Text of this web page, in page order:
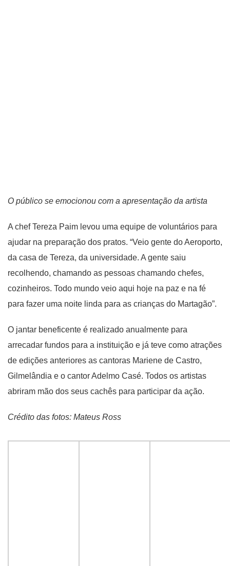
O público se emocionou com a apresentação da artista
A chef Tereza Paim levou uma equipe de voluntários para
ajudar na preparação dos pratos. “Veio gente do Aeroporto,
da casa de Tereza, da universidade. A gente saiu
recolhendo, chamando as pessoas chamando chefes,
cozinheiros. Todo mundo veio aqui hoje na paz e na fé
para fazer uma noite linda para as crianças do Martagão”.
O jantar beneficente é realizado anualmente para
arrecadar fundos para a instituição e já teve como atrações
de edições anteriores as cantoras Mariene de Castro,
Gilmelândia e o cantor Adelmo Casé. Todos os artistas
abriram mão dos seus cachês para participar da ação.
Crédito das fotos: Mateus Ross